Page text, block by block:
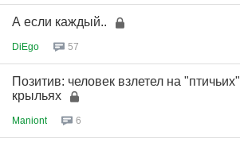
А если каждый..
DiEgo 57
Позитив: человек взлетел на "птичьих"
крыльях
Maniont 6